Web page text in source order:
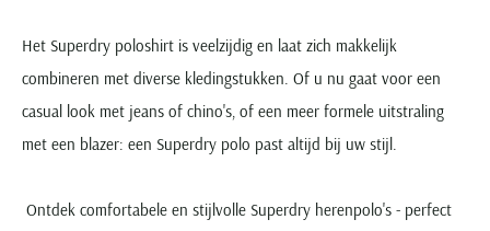
Het Superdry poloshirt is veelzijdig en laat zich makkelijk
combineren met diverse kledingstukken. Of u nu gaat voor een
casual look met jeans of chino's, of een meer formele uitstraling
met een blazer: een Superdry polo past altijd bij uw stijl.
Ontdek comfortabele en stijlvolle Superdry herenpolo's - perfect